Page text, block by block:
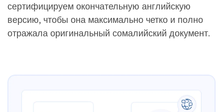
сертифицируем окончательную английскую
версию, чтобы она максимально четко и полно
отражала оригинальный сомалийский документ.